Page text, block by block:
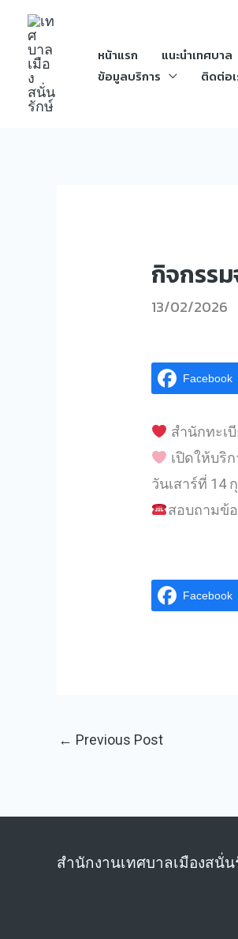
content
หน้าแรก แนะนำเทศบาล
ข้อมูลบริการ
ติดต่อเ
กิจกรร
13/02/2026
Facebook
สำนักทะเ
เปิดให้บริ
วันเสาร์ที่ 14
สอบถามข้อ
Facebook
← Previous Post
สำนักงานเทศบาลเมืองสนั่